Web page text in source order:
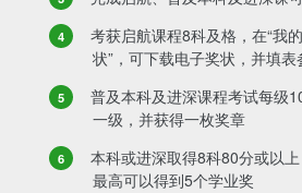
考获启航课程8科及格，在“我
状”，可下载电子奖状，并填
普及本科及进深课程考试每级
一级，并获得一枚奖章
本科或进深取得8科80分或以
最高可以得到5个学业奖